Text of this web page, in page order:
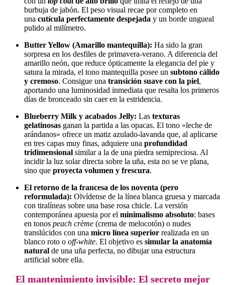
burbuja de jabón. El peso visual recae por completo en
una cutícula perfectamente despejada y un borde ungueal
pulido al milímetro.
Butter Yellow (Amarillo mantequilla): Ha sido la gran
sorpresa en los desfiles de primavera-verano. A diferencia del
amarillo neón, que reduce ópticamente la elegancia del pie y
satura la mirada, el tono mantequilla posee un subtono cálido
y cremoso. Consigue una transición suave con la piel,
aportando una luminosidad inmediata que resalta los primeros
días de bronceado sin caer en la estridencia.
Blueberry Milk y acabados Jelly: Las texturas
gelatinosas ganan la partida a las opacas. El tono «leche de
arándanos» ofrece un matiz azulado-lavanda que, al aplicarse
en tres capas muy finas, adquiere una profundidad
tridimensional similar a la de una piedra semipreciosa. Al
incidir la luz solar directa sobre la uña, esta no se ve plana,
sino que proyecta volumen y frescura.
El retorno de la francesa de los noventa (pero
reformulada): Olvídense de la línea blanca gruesa y marcada
con tiralíneas sobre una base rosa chicle. La versión
contemporánea apuesta por el minimalismo absoluto: bases
en tonos peach crème (crema de melocotón) o nudes
translúcidos con una micro línea superior realizada en un
blanco roto o off-white. El objetivo es simular la anatomía
natural de una uña perfecta, no dibujar una estructura
artificial sobre ella.
El mantenimiento invisible: El secreto mejor